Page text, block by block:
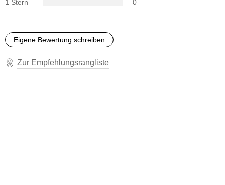
1 Stern
0
Eigene Bewertung schreiben
Zur Empfehlungsrangliste